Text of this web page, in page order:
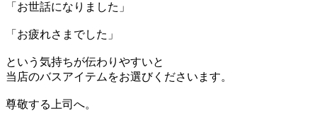
「お世話になりました」
「お疲れさまでした」
という気持ちが伝わりやすいと
当店のバスアイテムをお選びくださいます。
尊敬する上司へ。